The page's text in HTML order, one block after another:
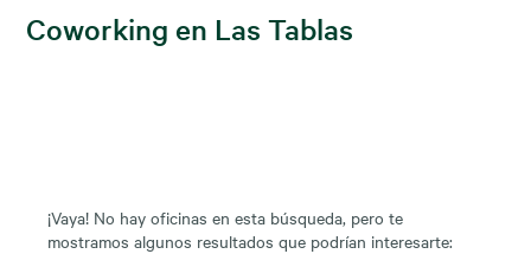
Coworking en Las Tablas
¡Vaya! No hay oficinas en esta búsqueda, pero te
mostramos algunos resultados que podrían interesarte: